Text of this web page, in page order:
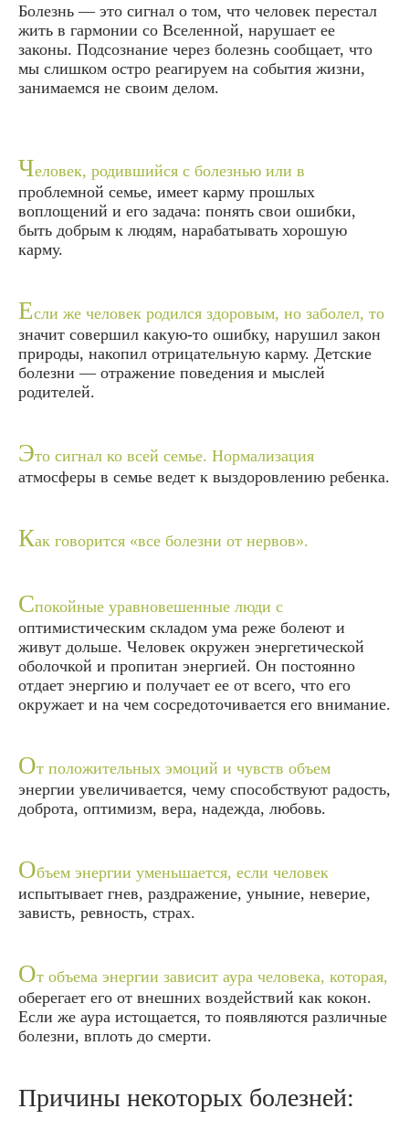
Болезнь — это сигнал о том, что человек перестал
жить в гармонии со Вселенной, нарушает ее
законы. Подсознание через болезнь сообщает, что
мы слишком остро реагируем на события жизни,
занимаемся не своим делом.
Человек, родившийся с болезнью или в
проблемной семье, имеет карму прошлых
воплощений и его задача: понять свои ошибки,
быть добрым к людям, нарабатывать хорошую
карму.
Если же человек родился здоровым, но заболел, то
значит совершил какую-то ошибку, нарушил закон
природы, накопил отрицательную карму. Детские
болезни — отражение поведения и мыслей
родителей.
Это сигнал ко всей семье. Нормализация
атмосферы в семье ведет к выздоровлению ребенка.
Как говорится «все болезни от нервов».
Спокойные уравновешенные люди с
оптимистическим складом ума реже болеют и
живут дольше. Человек окружен энергетической
оболочкой и пропитан энергией. Он постоянно
отдает энергию и получает ее от всего, что его
окружает и на чем сосредоточивается его внимание.
От положительных эмоций и чувств объем
энергии увеличивается, чему способствуют радость,
доброта, оптимизм, вера, надежда, любовь.
Объем энергии уменьшается, если человек
испытывает гнев, раздражение, уныние, неверие,
зависть, ревность, страх.
От объема энергии зависит аура человека, которая,
оберегает его от внешних воздействий как кокон.
Если же аура истощается, то появляются различные
болезни, вплоть до смерти.
Причины некоторых болезней: